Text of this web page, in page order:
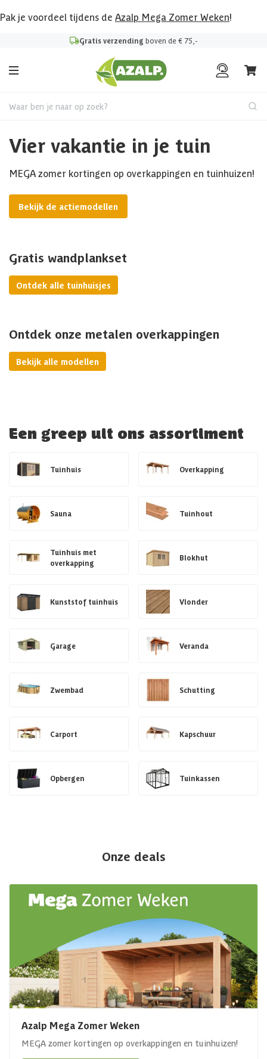
Pak je voordeel tijdens de Azalp Mega Zomer Weken!
Gratis verzending boven de € 75,-
Waar ben je naar op zoek?
Vier vakantie in je tuin
MEGA zomer kortingen op overkappingen en tuinhuizen!
Bekijk de actiemodellen
Gratis wandplankset
Ontdek alle tuinhuisjes
Ontdek onze metalen overkappingen
Bekijk alle modellen
Een greep uit ons assortiment
Tuinhuis Overkapping
Sauna Tuinhout
Tuinhuis met
overkapping
Blokhut
Kunststof tuinhuis Vlonder
Garage Veranda
Zwembad Schutting
Carport Kapschuur
Opbergen Tuinkassen
Onze deals
Azalp Mega Zomer Weken
MEGA zomer kortingen op overkappingen en tuinhuizen!